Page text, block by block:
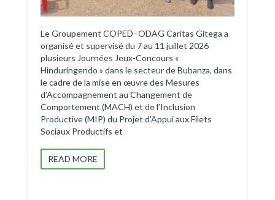
Le Groupement COPED–ODAG Caritas Gitega a
organisé et supervisé du 7 au 11 juillet 2026
plusieurs Journées Jeux-Concours «
Hinduringendo » dans le secteur de Bubanza, dans
le cadre de la mise en œuvre des Mesures
d’Accompagnement au Changement de
Comportement (MACH) et de l’Inclusion
Productive (MIP) du Projet d’Appui aux Filets
Sociaux Productifs et
READ MORE